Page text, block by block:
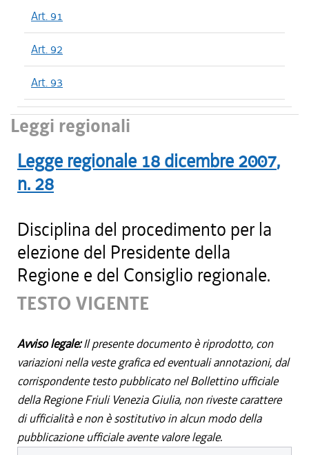
Art. 91
Art. 92
Art. 93
Leggi regionali
Legge regionale 18 dicembre 2007,
n. 28
Disciplina del procedimento per la
elezione del Presidente della
Regione e del Consiglio regionale.
TESTO VIGENTE
Avviso legale:Il presente documento è riprodotto, con
variazioni nella veste grafica ed eventuali annotazioni, dal
corrispondente testo pubblicato nel Bollettino ufficiale
della Regione Friuli Venezia Giulia, non riveste carattere
di ufficialità e non è sostitutivo in alcun modo della
pubblicazione ufficiale avente valore legale.